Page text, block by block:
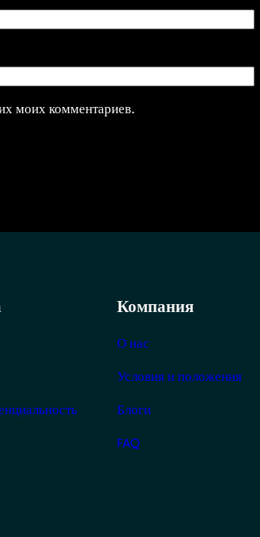
моих комментариев.
Компания
О нас
Условия и положения
Блоги
FAQ